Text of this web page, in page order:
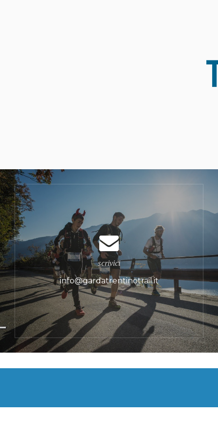
scrivici
info@gardatrentinotrail.it